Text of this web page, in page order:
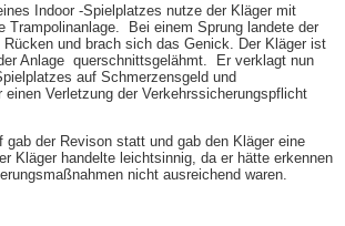
Indoor -Spielplatzes nutze der Kläger mit
Trampolinanlage. Bei einem Sprung landete der
und brach sich das Genick. Der Kläger ist
Anlage querschnittsgelähmt. Er verklagt nun
auf Schmerzensgeld und
Verletzung der Verkehrssicherungspflicht
gab der Revison statt und gab den Kläger eine
Kläger handelte leichtsinnig, da er hätte erkennen
nicht ausreichend waren.